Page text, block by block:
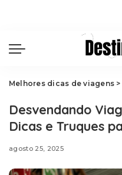
Melhores dicas de viagens >
Desvendando
Dicas e Truques
agosto 25, 2025